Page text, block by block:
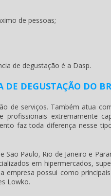
de pessoas;
de degustação é a Dasp.
DE DEGUSTAÇÃO DO
de serviços. Também atua
extremamente
faz toda diferença nesse
Paulo, Rio de Janeiro e
em hipermercados,
empresa possui como
Lowko.